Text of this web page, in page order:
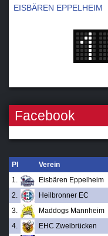
EISBÄREN EPPELHEIM
Facebook
Pl Verein
1.
Eisbären Eppelheim
2.
Heilbronner EC
3.
Maddogs Mannheim
4.
EHC Zweibrücken